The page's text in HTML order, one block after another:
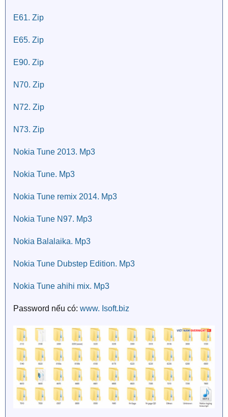
E61. Zip
E65. Zip
E90. Zip
N70. Zip
N72. Zip
N73. Zip
Nokia Tune 2013. Mp3
Nokia Tune. Mp3
Nokia Tune remix 2014. Mp3
Nokia Tune N97. Mp3
Nokia Balalaika. Mp3
Nokia Tune Dubstep Edition. Mp3
Nokia Tune ahihi mix. Mp3
Password nếu có: www. Isoft.biz